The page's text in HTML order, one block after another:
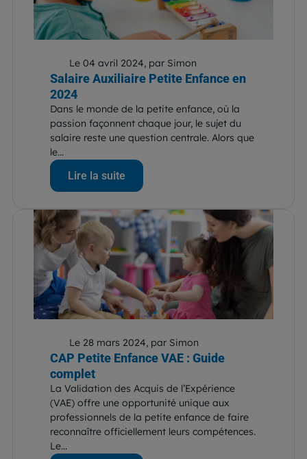
Le 04 avril 2024, par Simon
Salaire Auxiliaire Petite Enfance en
2024
Dans le monde de la petite enfance, où la
passion façonnent chaque jour, le sujet du
salaire reste une question centrale. Alors que
le...
Lire la suite
Le 28 mars 2024, par Simon
CAP Petite Enfance VAE : Guide
complet
La Validation des Acquis de l’Expérience
(VAE) offre une opportunité unique aux
professionnels de la petite enfance de faire
reconnaître officiellement leurs compétences.
Le...